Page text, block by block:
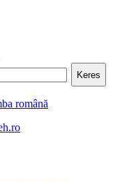
Keres
română